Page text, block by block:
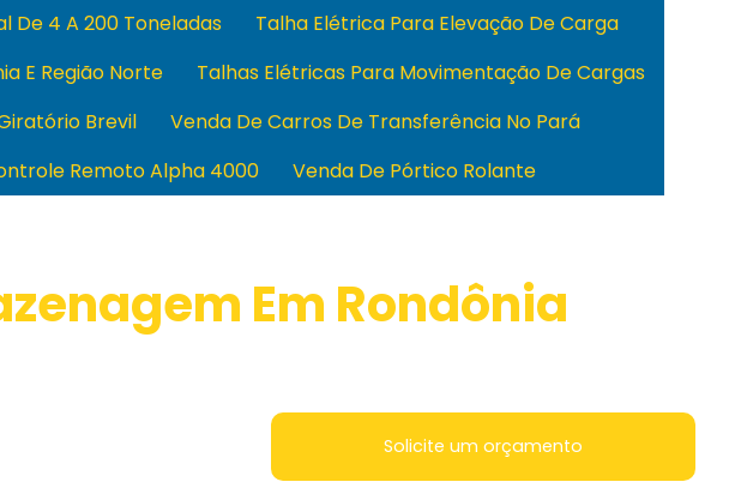
De 4 A 200 Toneladas
Talha Elétrica Para Elevação De Carga
E Região Norte
Talhas Elétricas Para Movimentação De Cargas
Brevil
Venda De Carros De Transferência No Pará
Remoto Alpha 4000
Venda De Pórtico Rolante
Em Rondônia
Solicite um orçamento